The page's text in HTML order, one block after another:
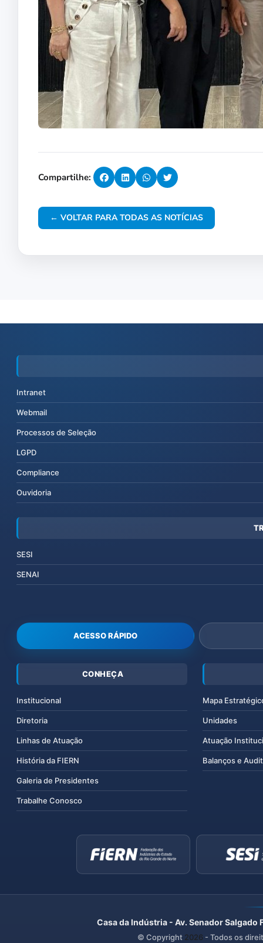
Compartilhe:
← VOLTAR PARA TODAS AS NOTÍCIAS
Intranet
Webmail
Processos de Seleção
LGPD
Compliance
Ouvidoria
SESI
SENAI
ACESSO RÁPIDO
CONHEÇA
Institucional
Diretoria
Linhas de Atuação
História da FIERN
Galeria de Presidentes
Trabalhe Conosco
Mapa
Unidades
Atuação
Balanços e
Casa da Indústria - Av. Senador
© Copyright 2026 - Todos os